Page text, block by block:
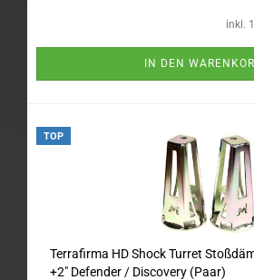
inkl.
IN DEN
TOP
Terrafirma HD Shock Turret
+2" Defender / Discovery (Paar)